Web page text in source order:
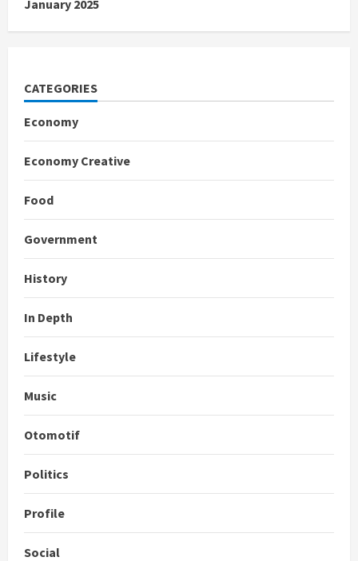
January 2025
CATEGORIES
Economy
Economy Creative
Food
Government
History
In Depth
Lifestyle
Music
Otomotif
Politics
Profile
Social